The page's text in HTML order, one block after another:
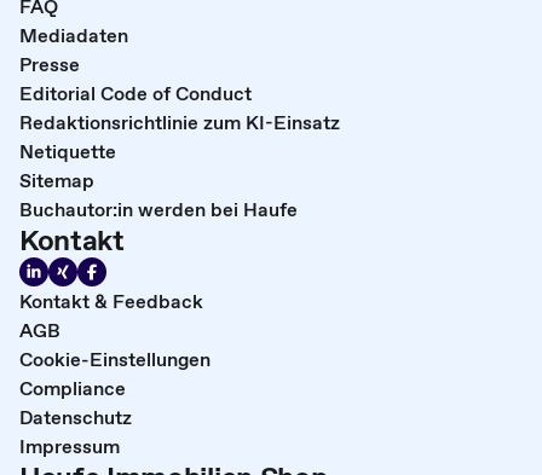
FAQ
Mediadaten
Presse
Editorial Code of Conduct
Redaktionsrichtlinie zum KI-Einsatz
Netiquette
Sitemap
Buchautor:in werden bei Haufe
Kontakt
Kontakt & Feedback
AGB
Cookie-Einstellungen
Compliance
Datenschutz
Impressum